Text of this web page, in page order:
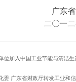
洁生
年十一
加入中国工业节能与清洁生产
工业和信息化部办公厅财政部办公厅关于申报2013年工业清洁